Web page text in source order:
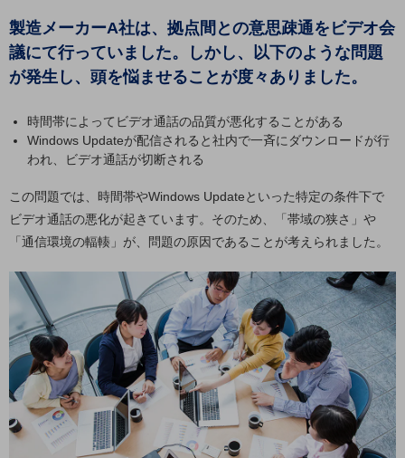
IoT
AI
運用管理
災害対策・BCP
課題・ニーズで探す
課題・ニーズで探すTOP
コミュニケーション・情報共有
マーケティング
業務効率化
災害対策
職場環境整備
地域共創・地方創生
製造メーカーA社は、拠点間との意思疎通をビデオ会
議にて行っていました。しかし、以下のような問題
が発生し、頭を悩ませることが度々ありました。
時間帯によってビデオ通話の品質が悪化することがある
Windows Updateが配信されると社内で一斉にダウンロードが行
われ、ビデオ通話が切断される
この問題では、時間帯やWindows Updateといった特定の条件下で
ビデオ通話の悪化が起きています。そのため、「帯域の狭さ」や
「通信環境の輻輳」が、問題の原因であることが考えられました。